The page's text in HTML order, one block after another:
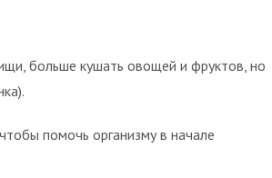
больше кушать овощей и фруктов, но
помочь организму в начале